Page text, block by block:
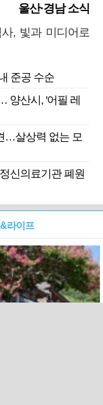
울산·경남 소식
, 빛과 미디어로
준공 수순
양산시, '어필 레
…살상력 없는 모
신의료기관 폐원
라이프